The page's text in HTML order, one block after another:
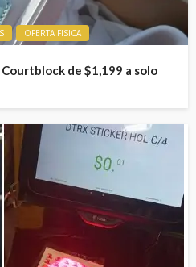
OFERTA FISICA
de $1,199 a solo